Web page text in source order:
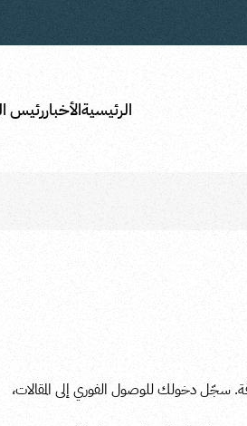
الرئيسيةالأخباررئيس
سجّل دخولك للوصول الفوري إلى المقالات،